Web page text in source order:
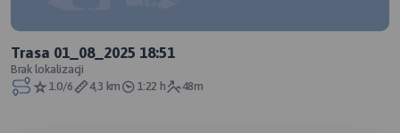
Trasa 01_08_2025 18:51
Brak lokalizacji
1.0/6
4,3 km 1:22 h 48m